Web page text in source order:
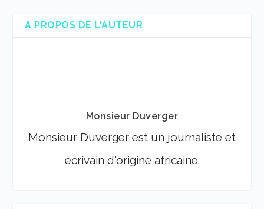
A PROPOS DE L'AUTEUR
Monsieur Duverger
Monsieur Duverger est un journaliste et
écrivain d'origine africaine.